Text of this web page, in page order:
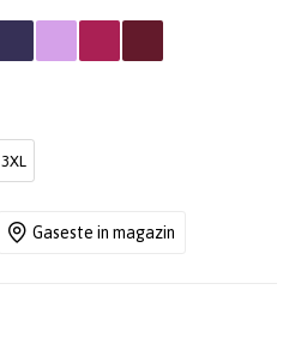
3XL
Gaseste in magazin